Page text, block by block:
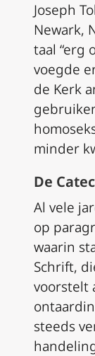
Joseph
Newark,
taal “erg
voegde
de Kerk
minder
De
Al vele
op
waarin
Schrift,
voorstelt
steeds